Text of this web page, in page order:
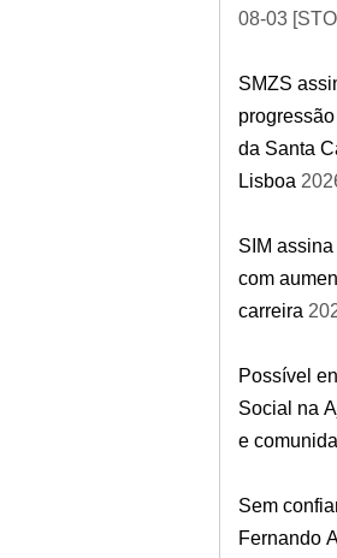
08-03
SMZS
da Santa
Lisboa
SIM
com
carreira
Possível
Social na
e
Sem
Fernando